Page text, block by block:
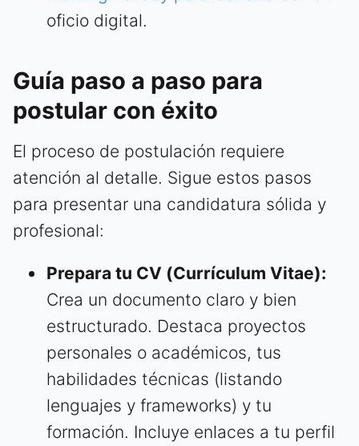
oficio digital.
Guía paso a paso para
postular con éxito
El proceso de postulación requiere
atención al detalle. Sigue estos pasos
para presentar una candidatura sólida y
profesional:
Prepara tu CV (Currículum Vitae):
Crea un documento claro y bien
estructurado. Destaca proyectos
personales o académicos, tus
habilidades técnicas (listando
lenguajes y frameworks) y tu
formación. Incluye enlaces a tu perfil